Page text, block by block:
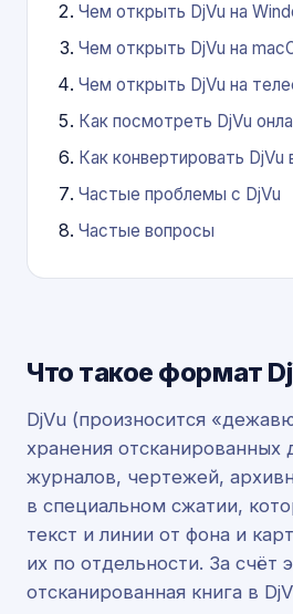
Чем открыть DjVu на
Чем открыть DjVu на
Чем открыть DjVu на
Как посмотреть DjVu
Как конвертировать DjVu
Частые проблемы с DjVu
Частые вопросы
Что такое формат
DjVu (произносится
хранения отсканированных
журналов, чертежей,
в специальном сжатии,
текст и линии от фона и
их по отдельности. За счёт
отсканированная книга в